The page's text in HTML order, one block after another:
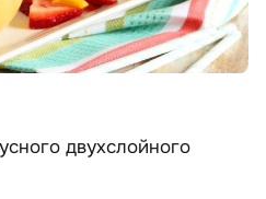
двухслойного